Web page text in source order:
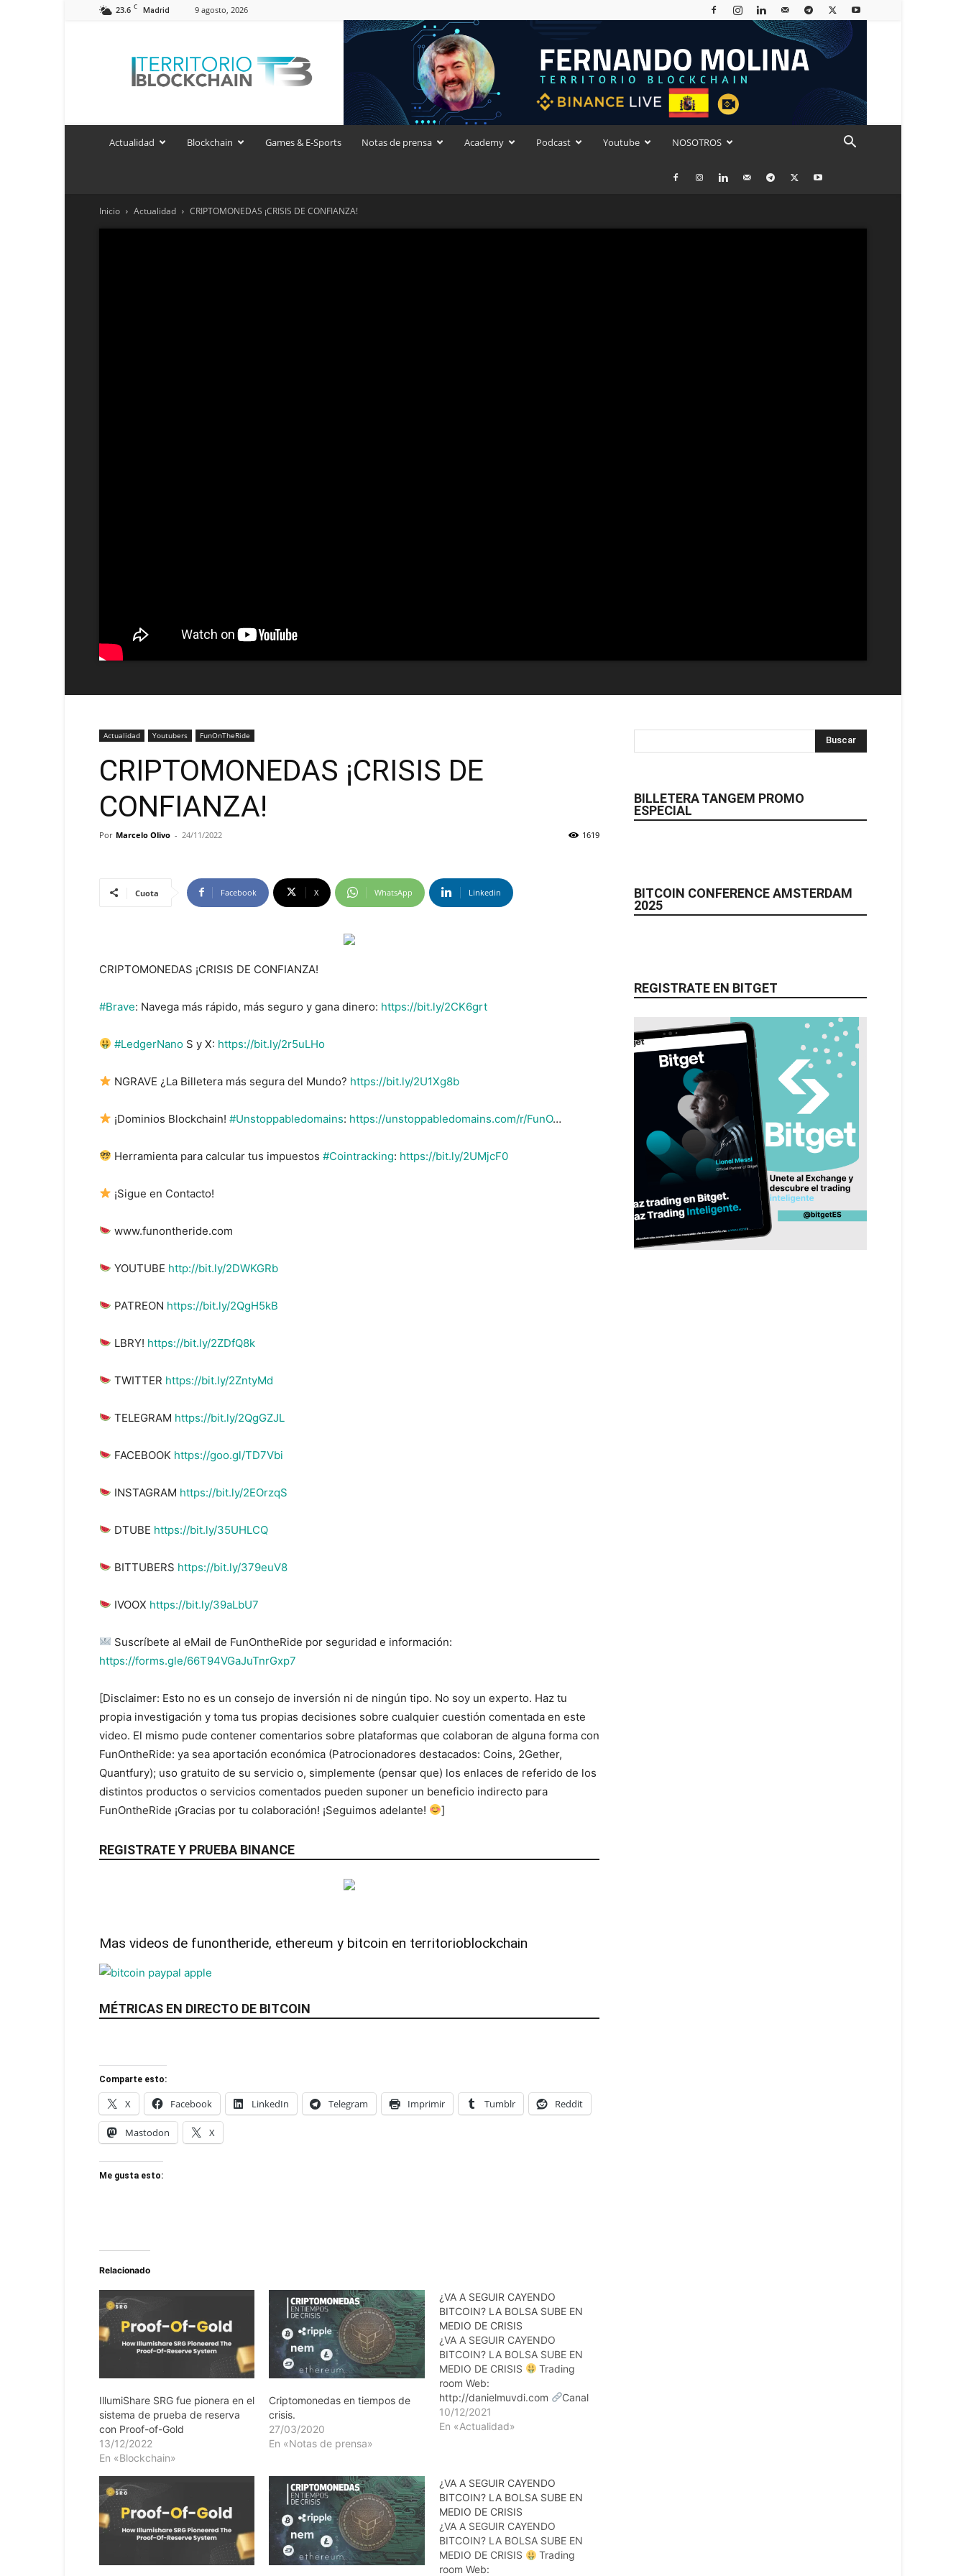
23.6 C Madrid 9 agosto, 2026
Blockchain
Actualidad Blockchain Games & E-Sports Notas de prensa Academy Podcast Youtube NOSOTROS
Inicio Actualidad CRIPTOMONEDAS ¡CRISIS DE CONFIANZA!
Actualidad Youtubers FunOnTheRide
CRIPTOMONEDAS ¡CRISIS DE
CONFIANZA!
Por Marcelo Olivo - 24/11/2022 1619
Cuota Facebook X WhatsApp Linkedin
CRIPTOMONEDAS ¡CRISIS DE CONFIANZA!
#Brave: Navega más rápido, más seguro y gana dinero: https://bit.ly/2CK6grt
#LedgerNano S y X: https://bit.ly/2r5uLHo
NGRAVE ¿La Billetera más segura del Mundo? https://bit.ly/2U1Xg8b
¡Dominios Blockchain!#Unstoppabledomains: https://unstoppabledomains.com/r/FunO…
Herramienta para calcular tus impuestos#Cointracking: https://bit.ly/2UMjcF0
¡Sigue en Contacto!
www.funontheride.com
YOUTUBE http://bit.ly/2DWKGRb
PATREON https://bit.ly/2QgH5kB
LBRY! https://bit.ly/2ZDfQ8k
TWITTER https://bit.ly/2ZntyMd
TELEGRAM https://bit.ly/2QgGZJL
FACEBOOK https://goo.gl/TD7Vbi
INSTAGRAM https://bit.ly/2EOrzqS
DTUBE https://bit.ly/35UHLCQ
BITTUBERS https://bit.ly/379euV8
IVOOX https://bit.ly/39aLbU7
Suscríbete al eMail de FunOntheRide por seguridad e información:
https://forms.gle/66T94VGaJuTnrGxp7
[Disclaimer: Esto no es un consejo de inversión ni de ningún tipo. No soy un experto. Haz tu
propia investigación y toma tus propias decisiones sobre cualquier cuestión comentada en este
video. El mismo pude contener comentarios sobre plataformas que colaboran de alguna forma con
FunOntheRide: ya sea aportación económica (Patrocionadores destacados: Coins, 2Gether,
Quantfury); uso gratuito de su servicio o, simplemente (pensar que) los enlaces de referido de los
distintos productos o servicios comentados pueden suponer un beneficio indirecto para
FunOntheRide ¡Gracias por tu colaboración! ¡Seguimos adelante!
]
REGISTRATE Y PRUEBA BINANCE
Mas videos de funontheride, ethereum y bitcoin en territorioblockchain
MÉTRICAS EN DIRECTO DE BITCOIN
Comparte esto:
X Facebook LinkedIn Telegram Imprimir Tumblr Reddit
Mastodon X
Me gusta esto:
Relacionado
IllumiShare SRG fue pionera en el
sistema de prueba de reserva
con Proof-of-Gold
13/12/2022
En «Blockchain»
Criptomonedas en tiempos de
crisis.
27/03/2020
En «Notas de prensa»
¿VA A SEGUIR CAYENDO
BITCOIN? LA BOLSA SUBE EN
MEDIO DE CRISIS
¿VA A SEGUIR CAYENDO
BITCOIN? LA BOLSA SUBE EN
MEDIO DE CRISIS
Trading
room Web:
http://danielmuvdi.com
Canal
de discord Gratis
https://discord.gg/vZhWgGB ----
-----------
CURSO GRATIS
COMPLETO DE TRADING
GRATIS:
https://www.youtube.com/watch
?v=VsGl6...
CURSO GRATIS
DE CRIPTOMONEDAS Y
PSICOLOGÍA DEL TRADING:
10/12/2021
En «Actualidad»
¿VA A SEGUIR CAYENDO
BITCOIN? LA BOLSA SUBE EN
MEDIO DE CRISIS
¿VA A SEGUIR CAYENDO
BITCOIN? LA BOLSA SUBE EN
MEDIO DE CRISIS
Trading
room Web:
BILLETERA TANGEM PROMO
ESPECIAL
BITCOIN CONFERENCE AMSTERDAM
2025
REGISTRATE EN BITGET